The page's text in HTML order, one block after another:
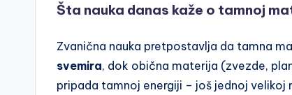
Šta nauka danas kaže o tamnoj
Zvanična nauka pretpostavlja da tamna
svemira, dok obična materija (zvezde,
pripada tamnoj energiji – još jednoj velikoj